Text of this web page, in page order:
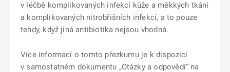
v léčbě komplikovaných infekcí kůže a měkkých tkání
a komplikovaných nitrobřišních infekcí, a to pouze
tehdy, když jiná antibiotika nejsou vhodná.
Více informací o tomto přezkumu je k dispozici
v samostatném dokumentu „Otázky a odpovědi“ na